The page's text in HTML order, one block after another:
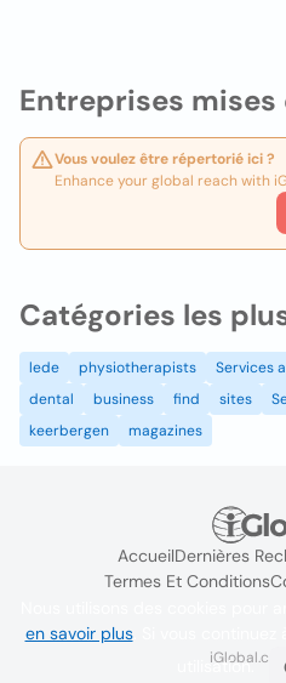
Entreprises mises
Vous voulez être répertorié ici ?
Enhance your global reach with
Catégories les
lede physiotherapists
Services
dental
business find sites
keerbergen
magazines
AccueilDernières
Termes Et Conditions
iGlobal.co
en savoir plus. Si vous continuez
utilisation.